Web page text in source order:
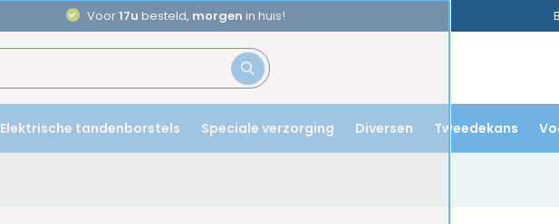
Voor17u besteld, morgen in huis!
Elektrische tandenborstels Speciale verzorging Diversen Tweedekans